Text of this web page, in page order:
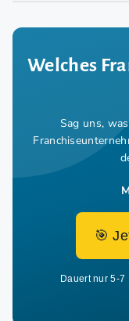
Welches
Sag uns,
🎯
Dauert nur 5-7